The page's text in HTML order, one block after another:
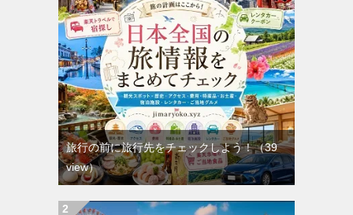
旅行の前に旅行先をチェックしよう！（39
view）